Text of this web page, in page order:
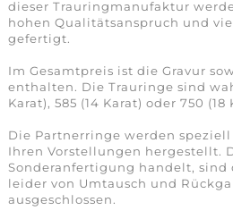
dieser Trauringmanufaktur
hohen Qualitätsanspruch und
gefertigt.
Im Gesamtpreis ist die Gravur
enthalten. Die Trauringe sind
Karat), 585 (14 Karat) oder 750
Die Partnerringe werden
Ihren Vorstellungen hergestellt.
Sonderanfertigung handelt, sind
leider von Umtausch und
ausgeschlossen.